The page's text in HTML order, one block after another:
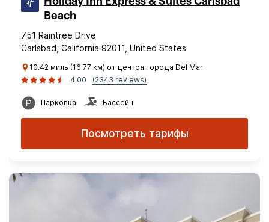
Beach
751 Raintree Drive
Carlsbad, California 92011, United States
10.42 миль (16.77 км) от центра города Del Mar
4.00
(2343 reviews)
Парковка Бассейн
Посмотреть тарифы